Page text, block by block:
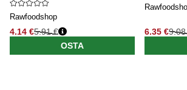
Rawfoodshop
4.14 €5.91 €
OSTA
6.35 €